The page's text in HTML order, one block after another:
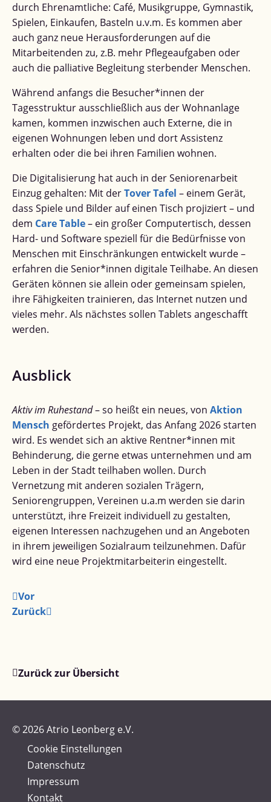
durch Ehrenamtliche: Café, Musikgruppe, Gymnastik,
Spielen, Einkaufen, Basteln u.v.m. Es kommen aber
auch ganz neue Herausforderungen auf die
Mitarbeitenden zu, z.B. mehr Pflegeaufgaben oder
auch die palliative Begleitung sterbender Menschen.
Während anfangs die Besucher*innen der
Tagesstruktur ausschließlich aus der Wohnanlage
kamen, kommen inzwischen auch Externe, die in
eigenen Wohnungen leben und dort Assistenz
erhalten oder die bei ihren Familien wohnen.
Die Digitalisierung hat auch in der Seniorenarbeit
Einzug gehalten: Mit derTover Tafel – einem Gerät,
dass Spiele und Bilder auf einen Tisch projiziert – und
dem Care Table– ein großer Computertisch, dessen
Hard- und Software speziell für die Bedürfnisse von
Menschen mit Einschränkungen entwickelt wurde –
erfahren die Senior*innen digitale Teilhabe. An diesen
Geräten können sie allein oder gemeinsam spielen,
ihre Fähigkeiten trainieren, das Internet nutzen und
vieles mehr. Als nächstes sollen Tablets angeschafft
werden.
Ausblick
Aktiv im Ruhestand– so heißt ein neues, von Aktion
Mensch gefördertes Projekt, das Anfang 2026 starten
wird. Es wendet sich an aktive Rentner*innen mit
Behinderung, die gerne etwas unternehmen und am
Leben in der Stadt teilhaben wollen. Durch
Vernetzung mit anderen sozialen Trägern,
Seniorengruppen, Vereinen u.a.m werden sie darin
unterstützt, ihre Freizeit individuell zu gestalten,
eigenen Interessen nachzugehen und an Angeboten
in ihrem jeweiligen Sozialraum teilzunehmen. Dafür
wird eine neue Projektmitarbeiterin eingestellt.
Vor
Zurück
Zurück zur Übersicht
© 2026 Atrio Leonberg e.V.
Cookie Einstellungen
Datenschutz
Impressum
Kontakt